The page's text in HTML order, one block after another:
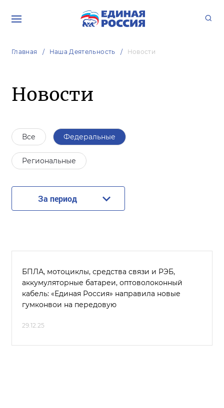
Главная Наша Деятельность Новости
Новости
Все Федеральные
Региональные
За период
БПЛА, мотоциклы, средства связи и РЭБ,
аккумуляторные батареи, оптоволоконный
кабель: «Единая Россия» направила новые
гумконвои на передовую
29.12.25